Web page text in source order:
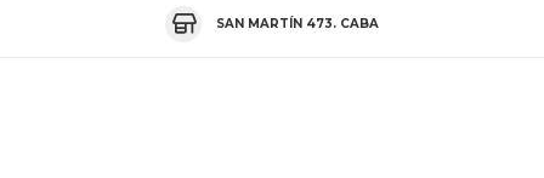
SAN MARTÍN 473. CABA